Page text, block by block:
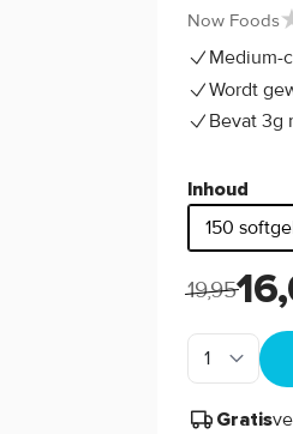
Now Foods
Medium-
Wordt
Bevat 3g
Inhoud
150
19,95
Gratis